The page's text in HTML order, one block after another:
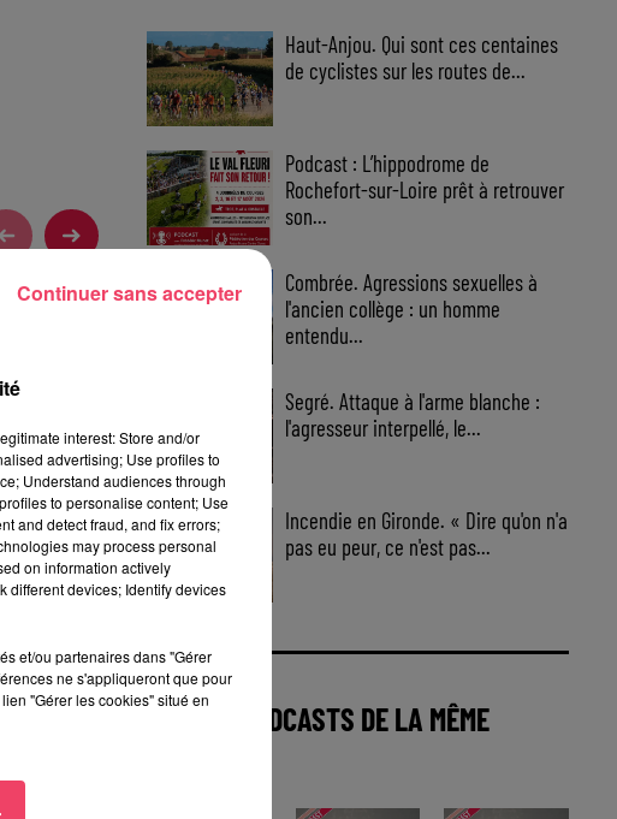
Haut-Anjou. Qui sont ces centaines
de cyclistes sur les routes de...
Podcast : L’hippodrome de
Rochefort-sur-Loire prêt à retrouver
son...
Combrée. Agressions sexuelles à
l'ancien collège : un homme
entendu...
Segré. Attaque à l'arme blanche :
l'agresseur interpellé, le...
Incendie en Gironde. « Dire qu'on n'a
pas eu peur, ce n'est pas...
AUTRES PODCASTS DE LA MÊME
interest: Store and/or
advertising; Use profiles to
Understand audiences through
to personalise content; Use
and detect fraud, and fix errors;
may process personal
on information actively
different devices; Identify devices
et/ou partenaires dans "Gérer
ne s'appliqueront que pour
"Gérer les cookies" situé en
Continuer sans accepter